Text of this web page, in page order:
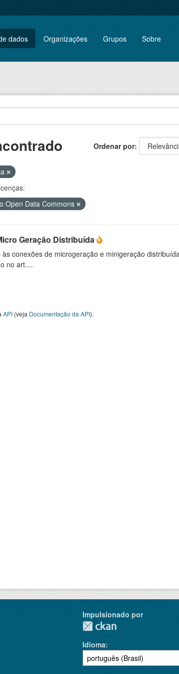
dados Organizações Grupos Sobre
Ordenar por
Open Data Commons
Geração Distribuída
conexões de microgeração e minigeração
no art....
API(veja Documentação da API).
Impulsionado por
Idioma